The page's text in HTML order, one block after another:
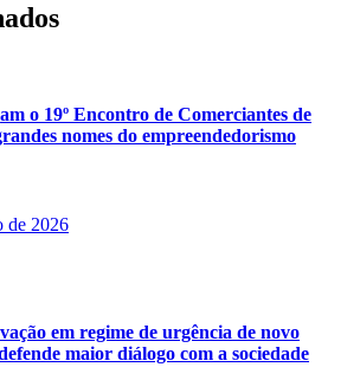
o 19º Encontro de Comerciantes de
nomes do empreendedorismo
de 2026
em regime de urgência de novo
maior diálogo com a sociedade